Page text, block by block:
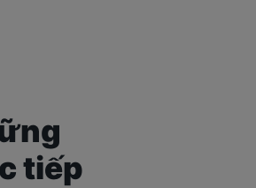
tiếp